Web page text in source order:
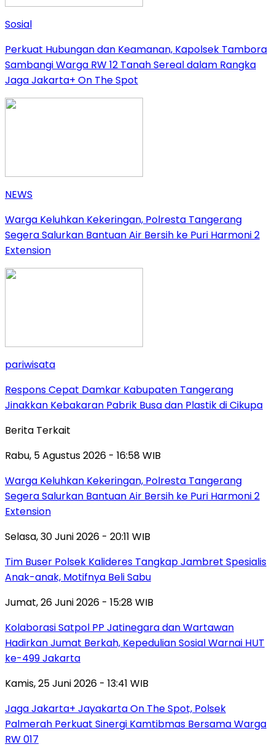
Sosial
Perkuat Hubungan dan Keamanan, Kapolsek Tambora
Sambangi Warga RW 12 Tanah Sereal dalam Rangka
Jaga Jakarta+ On The Spot
NEWS
Warga Keluhkan Kekeringan, Polresta Tangerang
Segera Salurkan Bantuan Air Bersih ke Puri Harmoni 2
Extension
pariwisata
Respons Cepat Damkar Kabupaten Tangerang
Jinakkan Kebakaran Pabrik Busa dan Plastik di Cikupa
Berita Terkait
Rabu, 5 Agustus 2026 - 16:58 WIB
Warga Keluhkan Kekeringan, Polresta Tangerang
Segera Salurkan Bantuan Air Bersih ke Puri Harmoni 2
Extension
Selasa, 30 Juni 2026 - 20:11 WIB
Tim Buser Polsek Kalideres Tangkap Jambret Spesialis
Anak-anak, Motifnya Beli Sabu
Jumat, 26 Juni 2026 - 15:28 WIB
Kolaborasi Satpol PP Jatinegara dan Wartawan
Hadirkan Jumat Berkah, Kepedulian Sosial Warnai HUT
ke-499 Jakarta
Kamis, 25 Juni 2026 - 13:41 WIB
Jaga Jakarta+ Jayakarta On The Spot, Polsek
Palmerah Perkuat Sinergi Kamtibmas Bersama Warga
RW 017